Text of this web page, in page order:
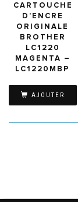
CARTOUCHE
D’ENCRE
ORIGINALE
BROTHER
LC1220
MAGENTA –
LC1220MBP
AJOUTER